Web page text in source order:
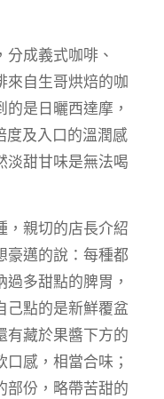
成義式咖啡、
來自生哥烘焙的咖
是日曬西達摩，
度及入口的溫潤感
淡甜甘味是無法喝
，親切的店長介紹
豪邁的說：每種都
多甜點的脾胃，
己點的是新鮮覆盆
有藏於果醬下方的
感，相當合味；
部份，略帶苦甜的